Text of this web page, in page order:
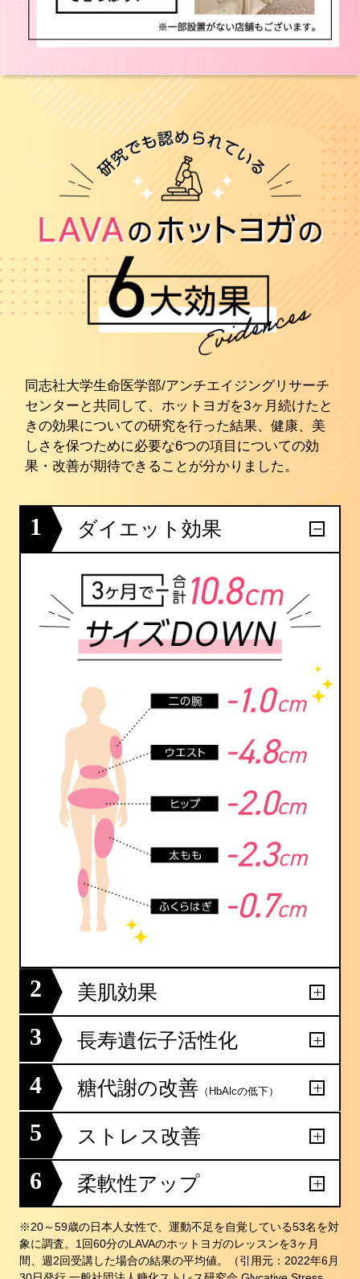
同志社大学生命医学部/アンチエイジングリサーチ
センターと共同して、ホットヨガを3ヶ月続けたと
きの効果についての研究を行った結果、健康、美
しさを保つために必要な6つの項目についての効
果・改善が期待できることが分かりました。
1 ダイエット効果
2 美肌効果
3 長寿遺伝子活性化
4 糖代謝の改善 （HbAlcの低下）
5 ストレス改善
6 柔軟性アップ
※20～59歳の日本人女性で、運動不足を自覚している53名を対
象に調査。1回60分のLAVAのホットヨガのレッスンを3ヶ月
間、週2回受講した場合の結果の平均値。（引用元：2022年6月